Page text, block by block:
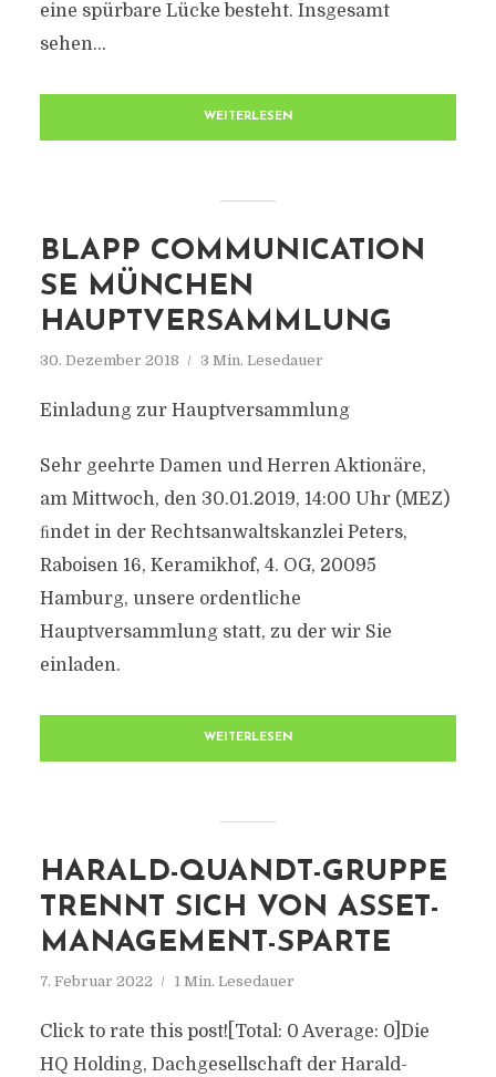
eine spürbare Lücke besteht. Insgesamt
sehen...
WEITERLESEN
BLAPP COMMUNICATION
SE MÜNCHEN
HAUPTVERSAMMLUNG
30. Dezember 2018 3 Min. Lesedauer
Einladung zur Hauptversammlung
Sehr geehrte Damen und Herren Aktionäre,
am Mittwoch, den 30.01.2019, 14:00 Uhr (MEZ)
ﬁndet in der Rechtsanwaltskanzlei Peters,
Raboisen 16, Keramikhof, 4. OG, 20095
Hamburg, unsere ordentliche
Hauptversammlung statt, zu der wir Sie
einladen.
WEITERLESEN
HARALD-QUANDT-GRUPPE
TRENNT SICH VON ASSET-
MANAGEMENT-SPARTE
7. Februar 2022 1 Min. Lesedauer
Click to rate this post![Total: 0 Average: 0]Die
HQ Holding, Dachgesellschaft der Harald-